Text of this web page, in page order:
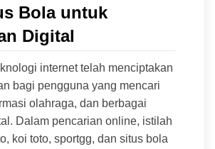
Bola untuk
Digital
internet telah menciptakan
bagi pengguna yang mencari
olahraga, dan berbagai
Dalam pencarian online, istilah
koi toto, sportgg, dan situs bola